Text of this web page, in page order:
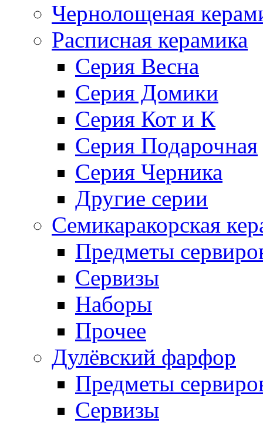
Чернолощеная
Расписная керамика
Серия Весна
Серия Домики
Серия Кот и К
Серия Подарочная
Серия Черника
Другие серии
Семикаракорская
Предметы
Сервизы
Наборы
Прочее
Дулёвский фарфор
Предметы
Сервизы